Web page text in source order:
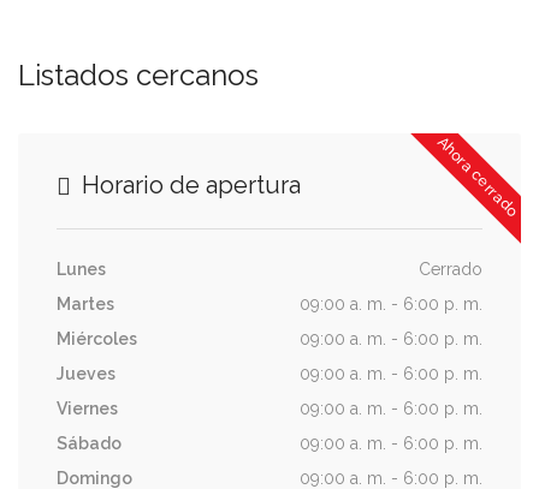
Listados cercanos
Ahora cerrado
Horario de apertura
Lunes
Cerrado
Martes
09:00 a. m. - 6:00 p. m.
Miércoles
09:00 a. m. - 6:00 p. m.
Jueves
09:00 a. m. - 6:00 p. m.
Viernes
09:00 a. m. - 6:00 p. m.
Sábado
09:00 a. m. - 6:00 p. m.
Domingo
09:00 a. m. - 6:00 p. m.